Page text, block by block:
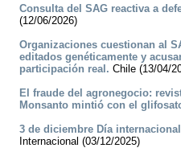
Consulta del SAG reactiva a
(12/06/2026)
Organizaciones cuestionan al
editados genéticamente y
participación real. Chile (13/04/
El fraude del agronegocio:
Monsanto mintió con el
3 de diciembre Día
Internacional (03/12/2025)